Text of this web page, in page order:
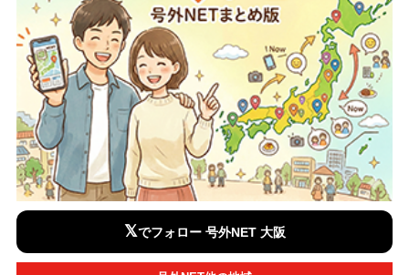
𝕏でフォロー 号外NET 大阪